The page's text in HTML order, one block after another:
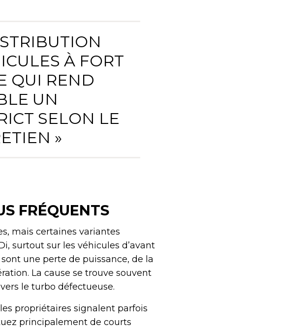
À FORT
QUI REND
UN
SELON LE
»
FRÉQUENTS
mais certaines variantes
surtout sur les véhicules d’avant
une perte de puissance, de la
La cause se trouve souvent
le turbo défectueuse.
propriétaires signalent parfois
principalement de courts